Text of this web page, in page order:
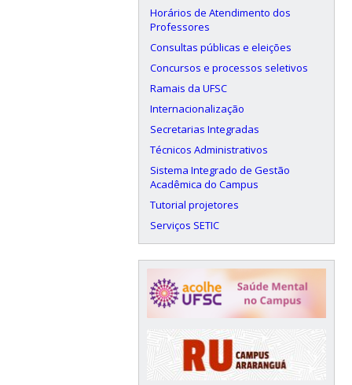
Horários de Atendimento dos
Professores
Consultas públicas e eleições
Concursos e processos seletivos
Ramais da UFSC
Internacionalização
Secretarias Integradas
Técnicos Administrativos
Sistema Integrado de Gestão
Acadêmica do Campus
Tutorial projetores
Serviços SETIC